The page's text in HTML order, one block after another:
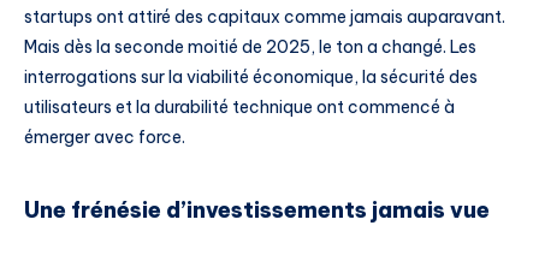
startups ont attiré des capitaux comme jamais auparavant.
Mais dès la seconde moitié de 2025, le ton a changé. Les
interrogations sur la viabilité économique, la sécurité des
utilisateurs et la durabilité technique ont commencé à
émerger avec force.
Une frénésie d’investissements jamais vue